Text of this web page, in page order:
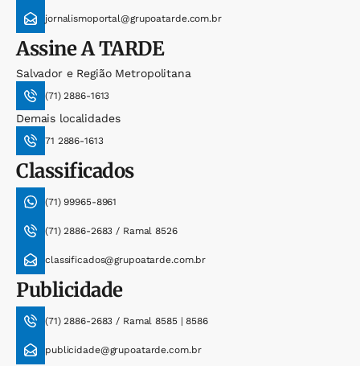
jornalismoportal@grupoatarde.com.br
AssineA TARDE
Salvador e Região Metropolitana
(71) 2886-1613
Demais localidades
71 2886-1613
Classificados
(71) 99965-8961
(71) 2886-2683 / Ramal 8526
classificados@grupoatarde.com.br
Publicidade
(71) 2886-2683 / Ramal 8585 | 8586
publicidade@grupoatarde.com.br